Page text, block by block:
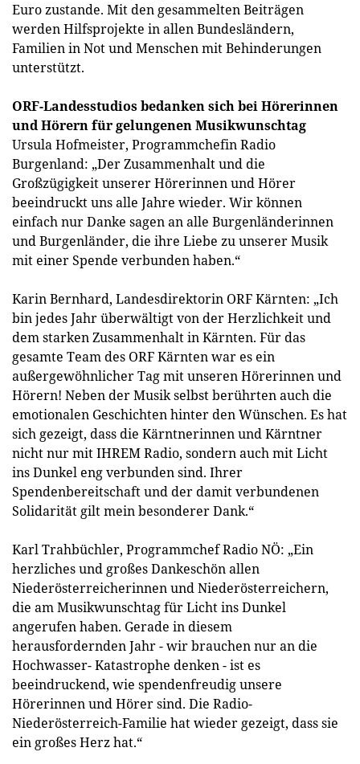
Euro zustande. Mit den gesammelten Beiträgen
werden Hilfsprojekte in allen Bundesländern,
Familien in Not und Menschen mit Behinderungen
unterstützt.
ORF-Landesstudios bedanken sich bei Hörerinnen
und Hörern für gelungenen Musikwunschtag
Ursula Hofmeister, Programmchefin Radio
Burgenland: „Der Zusammenhalt und die
Großzügigkeit unserer Hörerinnen und Hörer
beeindruckt uns alle Jahre wieder. Wir können
einfach nur Danke sagen an alle Burgenländerinnen
und Burgenländer, die ihre Liebe zu unserer Musik
mit einer Spende verbunden haben.“
Karin Bernhard, Landesdirektorin ORF Kärnten: „Ich
bin jedes Jahr überwältigt von der Herzlichkeit und
dem starken Zusammenhalt in Kärnten. Für das
gesamte Team des ORF Kärnten war es ein
außergewöhnlicher Tag mit unseren Hörerinnen und
Hörern! Neben der Musik selbst berührten auch die
emotionalen Geschichten hinter den Wünschen. Es hat
sich gezeigt, dass die Kärntnerinnen und Kärntner
nicht nur mit IHREM Radio, sondern auch mit Licht
ins Dunkel eng verbunden sind. Ihrer
Spendenbereitschaft und der damit verbundenen
Solidarität gilt mein besonderer Dank.“
Karl Trahbüchler, Programmchef Radio NÖ: „Ein
herzliches und großes Dankeschön allen
Niederösterreicherinnen und Niederösterreichern,
die am Musikwunschtag für Licht ins Dunkel
angerufen haben. Gerade in diesem
herausfordernden Jahr - wir brauchen nur an die
Hochwasser- Katastrophe denken - ist es
beeindruckend, wie spendenfreudig unsere
Hörerinnen und Hörer sind. Die Radio-
Niederösterreich-Familie hat wieder gezeigt, dass sie
ein großes Herz hat.“